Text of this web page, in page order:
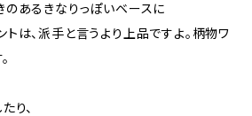
のあるきなりっぽいベースに
は、派手と言うより上品ですよ。柄物ワ
り、